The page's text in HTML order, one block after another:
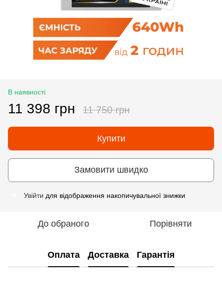
В наявності
11 398 грн 11 750 грн
Купити
Замовити швидко
Увійти для відображення накопичувальної знижки
До обраного Порівняти
Оплата Доставка Гарантія